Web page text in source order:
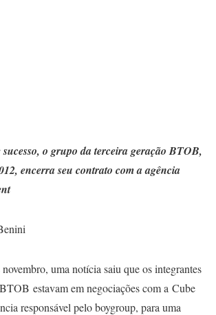
sucesso, o grupo da terceira geração BTOB,
encerra seu contrato com a agência
uma notícia saiu que os integrantes
estavam em negociações com a Cube
responsável pelo boygroup, para uma